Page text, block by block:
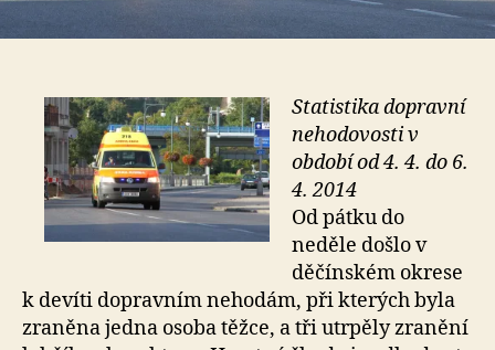
Statistika dopravní
nehodovosti v
období od 4. 4. do 6.
4. 2014
Od pátku do
neděle došlo v
děčínském okrese
k devíti dopravním nehodám, při kterých byla
zraněna jedna osoba těžce, a tři utrpěly zranění